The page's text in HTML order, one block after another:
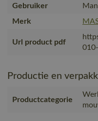
Gebruiker
Merk
Url product pdf
Productie en
Productcategorie